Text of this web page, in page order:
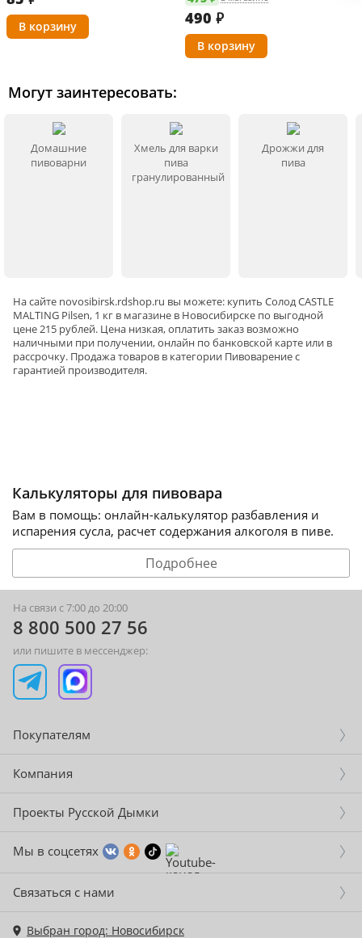
490 ₽
Могут заинтересовать:
Домашние
пивоварни
Хмель для варки
пива
гранулированный
Дрожжи для
пива
На сайте novosibirsk.rdshop.ru вы можете: купить Солод CASTLE
MALTING Pilsen, 1 кг в магазине в Новосибирске по выгодной
цене 215 рублей. Цена низкая, оплатить заказ возможно
наличными при получении, онлайн по банковской карте или в
рассрочку. Продажа товаров в категории Пивоварениес
гарантией производителя.
Калькуляторы для пивовара
Вам в помощь: онлайн-калькулятор разбавления и
испарения сусла, расчет содержания алкоголя в пиве.
Подробнее
На связи с 7:00 до 20:00
8 800 500 27 56
или пишите в мессенджер:
Покупателям
Компания
Проекты Русской Дымки
Мы в соцсетях
Связаться с нами
Выбран город: Новосибирск